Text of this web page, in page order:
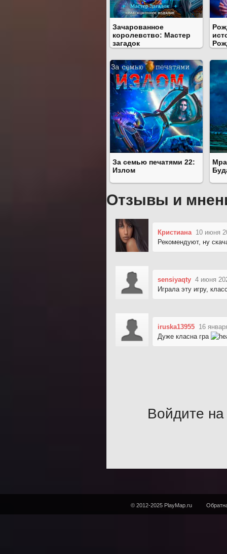
Зачарованное
королевство: Мастер
загадок
За семью печатями 22:
Излом
Отзывы и
Кристиана 10 июня
Рекомендуют, ну
sensiyaqty 4 июня
Играла эту игру,
iruska13955 16
Дуже класна гра
Войдите на
© 2012-2025 PlayMap.ru